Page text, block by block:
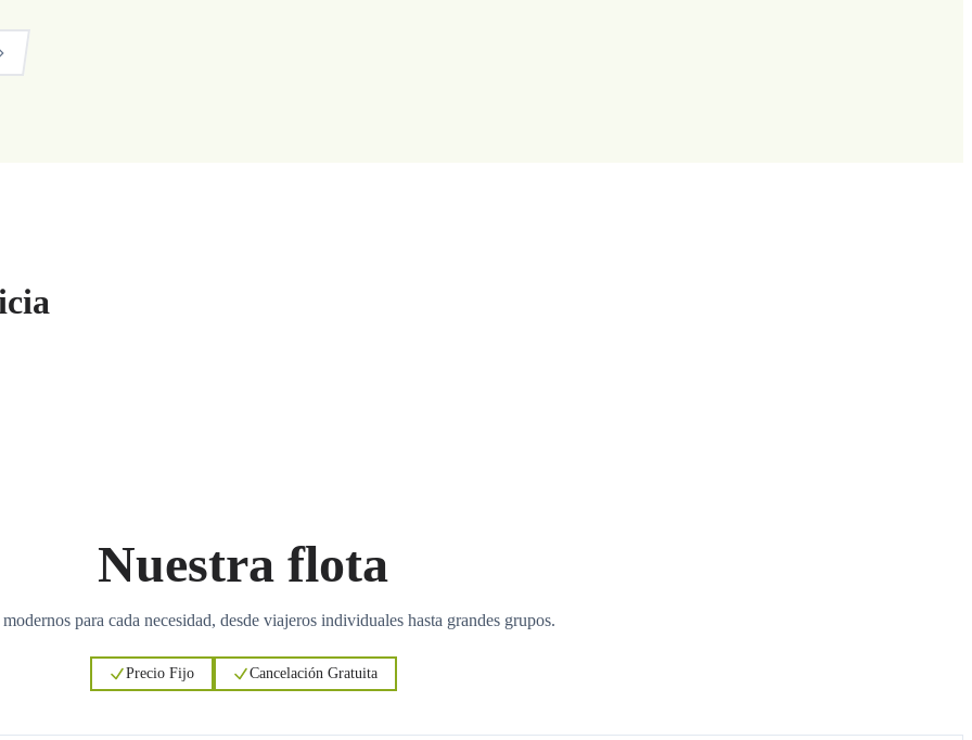
Nuestra flota
para cada necesidad, desde viajeros individuales hasta grandes grupos.
Precio Fijo Cancelación Gratuita